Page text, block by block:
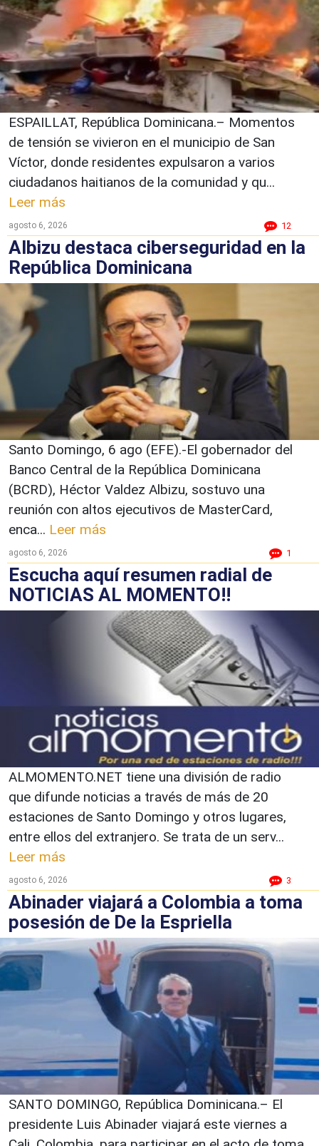
ESPAILLAT, República Dominicana.– Momentos
de tensión se vivieron en el municipio de San
Víctor, donde residentes expulsaron a varios
ciudadanos haitianos de la comunidad y qu...
Leer más
agosto 6, 2026 12
Albizu destaca ciberseguridad en la
República Dominicana
Santo Domingo, 6 ago (EFE).-El gobernador del
Banco Central de la República Dominicana
(BCRD), Héctor Valdez Albizu, sostuvo una
reunión con altos ejecutivos de MasterCard,
enca... Leer más
agosto 6, 2026 1
Escucha aquí resumen radial de
NOTICIAS AL MOMENTO!!
ALMOMENTO.NET tiene una división de radio
que difunde noticias a través de más de 20
estaciones de Santo Domingo y otros lugares,
entre ellos del extranjero. Se trata de un serv...
Leer más
agosto 6, 2026 3
Abinader viajará a Colombia a toma
posesión de De la Espriella
SANTO DOMINGO, República Dominicana.– El
presidente Luis Abinader viajará este viernes a